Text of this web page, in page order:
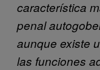
característica
penal
aunque existe
las funciones